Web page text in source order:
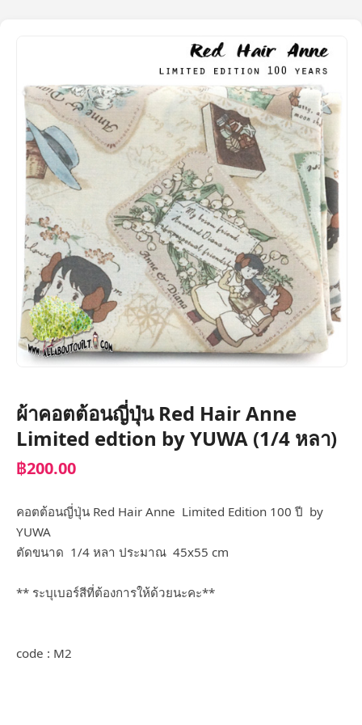
ผ้าคอตต้อนญี่ปุ่น Red Hair Anne
Limited edtion by YUWA (1/4 หลา)
฿200.00
คอตต้อนญี่ปุ่น Red Hair Anne Limited Edition 100 ปี by
YUWA
ตัดขนาด 1/4 หลา ประมาณ 45x55 cm
** ระบุเบอร์สีที่ต้องการให้ด้วยนะคะ**
code : M2